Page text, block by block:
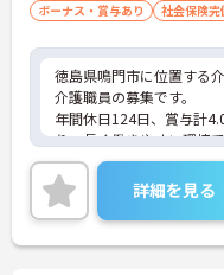
ボーナス・賞与あり
社会保険完
徳島県鳴門市に位置する
介護職員の募集です。
年間休日124日、賞与計
り、長く働きやすい環境
駐車場も完備されていま
定した就業を目指せます。
ご興味のある方には、面
詳細をお話いたしますの
い。
詳細を見る